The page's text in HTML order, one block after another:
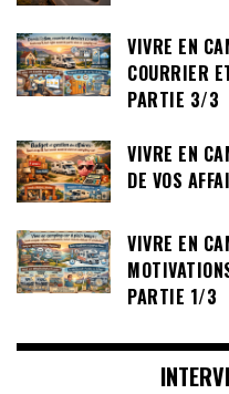
VIVRE EN
COURRIER
PARTIE 3/3
VIVRE EN
DE VOS
VIVRE EN
PARTIE 1/3